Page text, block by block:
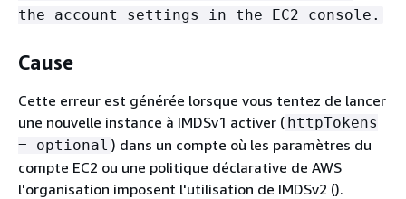
the account settings in the EC2 console.
Cause
Cette erreur est générée lorsque vous tentez de lancer
une nouvelle instance à IMDSv1 activer ( httpTokens
= optional ) dans un compte où les paramètres du
compte EC2 ou une politique déclarative de AWS
l'organisation imposent l'utilisation de IMDSv2 ().